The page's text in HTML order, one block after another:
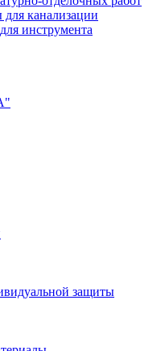
канализации
инструмента
защиты